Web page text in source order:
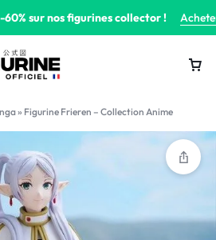
sur nos figurines collector !
» Figurine Frieren – Collection Anime